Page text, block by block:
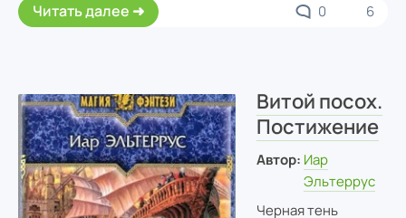
Читать далее 0 6
Витой посох.
Постижение
Автор: Иар
Эльтеррус
Черная тень